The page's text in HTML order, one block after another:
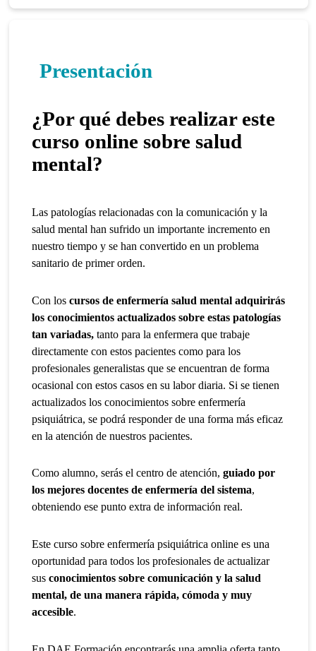
Presentación
¿Por qué debes realizar este
curso online sobre salud
mental?
Las patologías relacionadas con la comunicación y la
salud mental han sufrido un importante incremento en
nuestro tiempo y se han convertido en un problema
sanitario de primer orden.
Con loscursos de enfermería salud mental adquirirás
los conocimientos actualizados sobre estas patologías
tan variadas,tanto para la enfermera que trabaje
directamente con estos pacientes como para los
profesionales generalistas que se encuentran de forma
ocasional con estos casos en su labor diaria. Si se tienen
actualizados los conocimientos sobre enfermería
psiquiátrica, se podrá responder de una forma más eficaz
en la atención de nuestros pacientes.
Como alumno, serás el centro de atención,guiado por
los mejores docentes de enfermeríadel sistema,
obteniendo ese punto extra de información real.
Este curso sobre enfermería psiquiátrica online es una
oportunidad para todos los profesionales de actualizar
susconocimientos sobre comunicación y la salud
mental, de una manera rápida, cómoda y muy
accesible.